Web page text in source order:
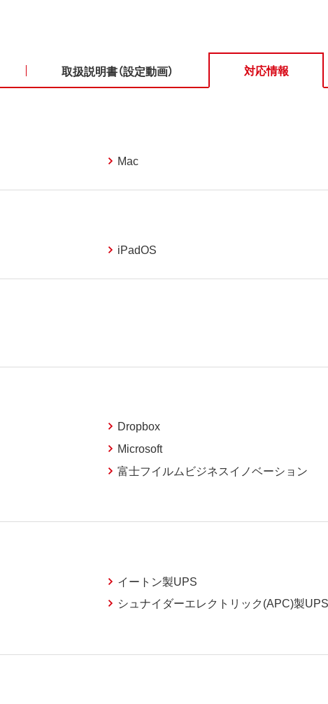
取扱説明書（設定動画） 対応情報
Mac
iPadOS
Dropbox
Microsoft
富士フイルムビジネスイノベーション
イートン製UPS
シュナイダーエレクトリック(APC)製UPS